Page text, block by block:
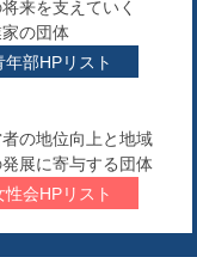
来を支えていく
の団体
年部HPリスト
の地位向上と地域
展に寄与する団体
性会HPリスト